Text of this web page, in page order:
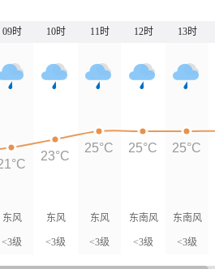
09时 10时 11时 12时 13时
东风
<3级
东风
<3级
东风
<3级
东南风
<3级
东南风
<3级
23°C
25°C 25°C 25°C